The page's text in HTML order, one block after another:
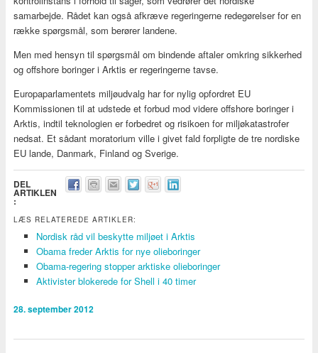
samarbejde. Rådet kan også afkræve regeringerne redegørelser for en
række spørgsmål, som berører landene.
Men med hensyn til spørgsmål om bindende aftaler omkring sikkerhed
og offshore boringer i Arktis er regeringerne tavse.
Europaparlamentets miljøudvalg har for nylig opfordret EU
Kommissionen til at udstede et forbud mod videre offshore boringer i
Arktis, indtil teknologien er forbedret og risikoen for miljøkatastrofer
nedsat. Et sådant moratorium ville i givet fald forpligte de tre nordiske
EU lande, Danmark, Finland og Sverige.
DEL
ARTIKLEN
:
LÆS RELATEREDE ARTIKLER:
Nordisk råd vil beskytte miljøet i Arktis
Obama freder Arktis for nye olieboringer
Obama-regering stopper arktiske olieboringer
Aktivister blokerede for Shell i 40 timer
28. september 2012